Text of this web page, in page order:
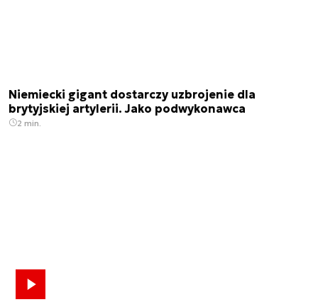
Niemiecki gigant dostarczy uzbrojenie dla
brytyjskiej artylerii. Jako podwykonawca
2 min.